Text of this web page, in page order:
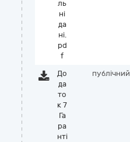
ль
ні
да
ні.
pd
f
До
да
то
к 7
Га
ра
нті
публічний